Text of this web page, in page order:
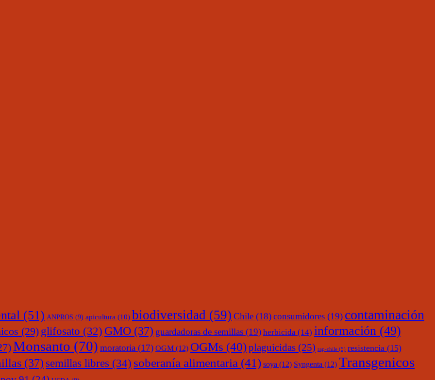
(51) ANPROS (9) apicultura (10) biodiversidad (59) Chile (18)consumidores (19) contaminación
(29) glifosato (32) GMO (37) guardadoras de semillas (19) herbicida (14) información (49)
Monsanto (70) moratoria (17) OGM (12) OGMs (40)plaguicidas (25) rap-chile (5) resistencia (15)
(37) semillas libres (34) soberanía alimentaria (41) soya (12) Syngenta (12) Transgenicos